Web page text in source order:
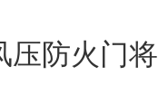
压防火门